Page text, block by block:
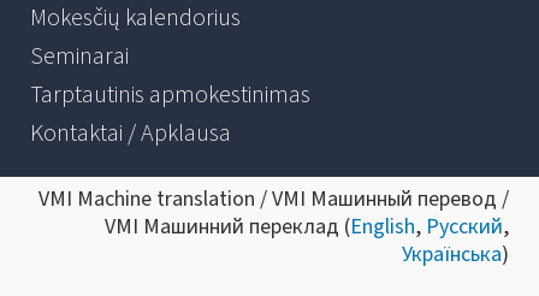
Mokesčių kalendorius
Seminarai
Tarptautinis apmokestinimas
Kontaktai / Apklausa
VMI Machine translation / VMI Машинный перевод /
VMI Машинний переклад (English, Русский,
Українська)